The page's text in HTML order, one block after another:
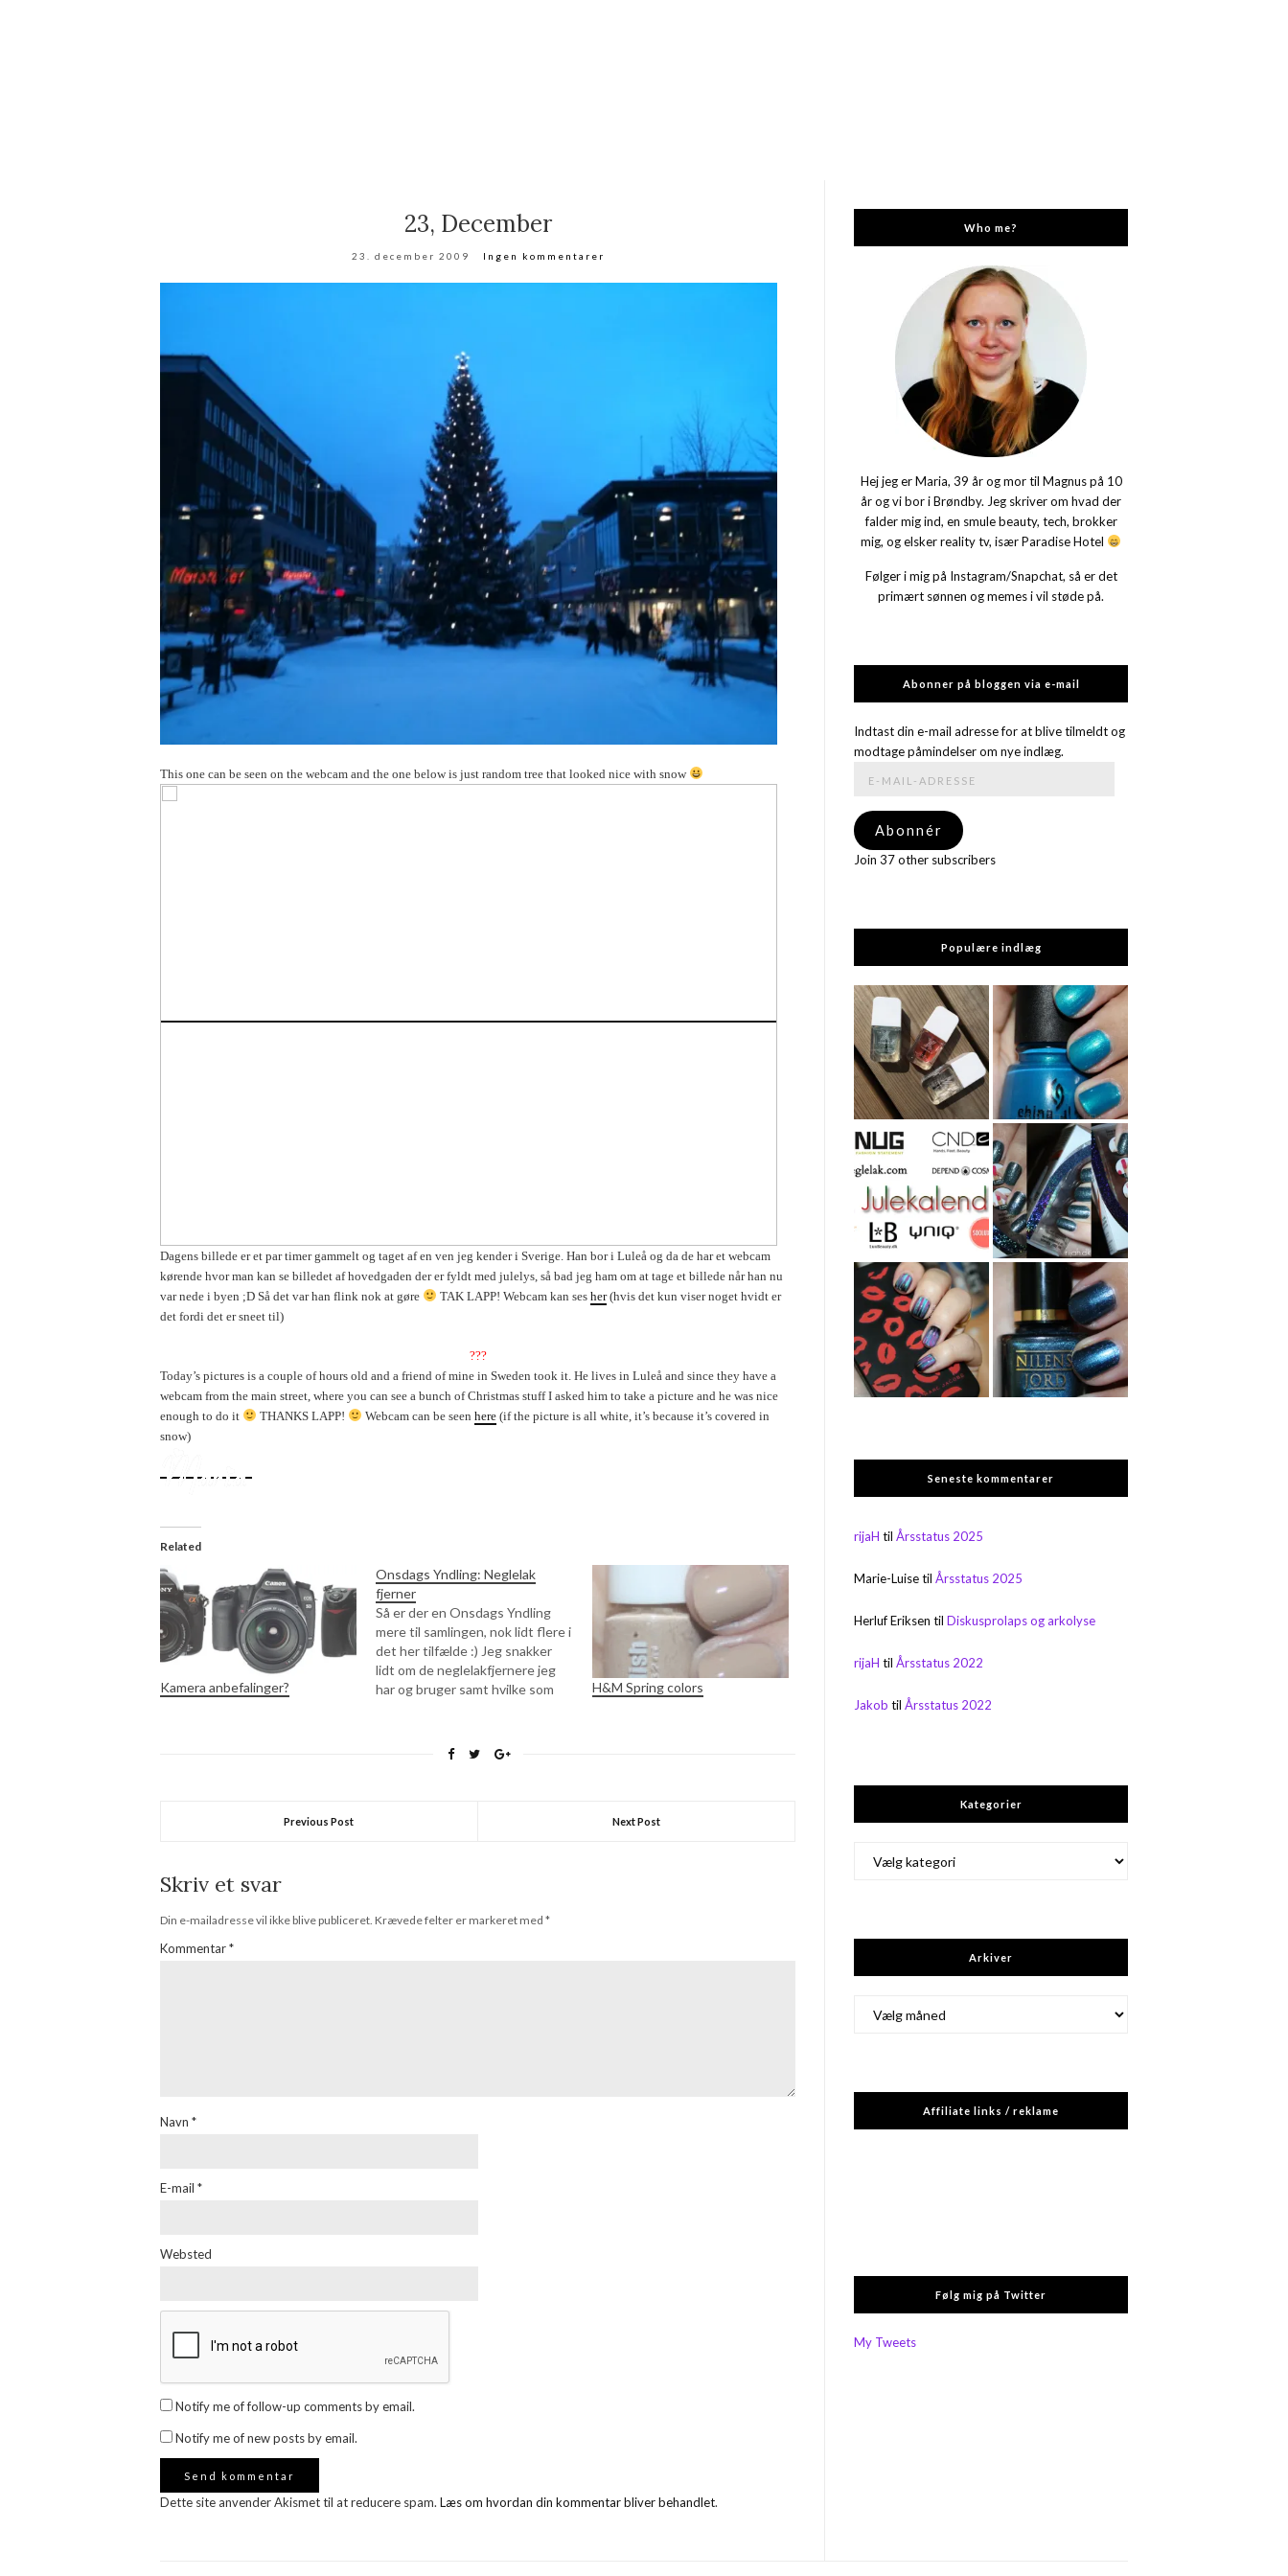
23, December
23. december 2009 Ingen kommentarer
This one can be seen on the webcam and the one below is just random tree that looked nice with snow
Dagens billede er et par timer gammelt og taget af en ven jeg kender i Sverige. Han bor i Luleå og da de har et webcam
kørende hvor man kan se billedet af hovedgaden der er fyldt med julelys, så bad jeg ham om at tage et billede når han nu
var nede i byen ;D Så det var han flink nok at gøre
TAK LAPP! Webcam kan ses her(hvis det kun viser noget hvidt er
det fordi det er sneet til)
???
Today’s pictures is a couple of hours old and a friend of mine in Sweden took it. He lives in Luleå and since they have a
webcam from the main street, where you can see a bunch of Christmas stuff I asked him to take a picture and he was nice
enough to do it
THANKS LAPP! Webcam can be seen here(if the picture is all white, it’s because it’s covered in
snow)
Related
Kamera anbefalinger?
Onsdags Yndling: Neglelak
fjerner
Så er der en Onsdags Yndling
mere til samlingen, nok lidt flere i
det her tilfælde :) Jeg snakker
lidt om de neglelakfjernere jeg
har og bruger samt hvilke som
kvaliteten, da jeg endelig var klar
H&M Spring colors
Previous Post Next Post
Skriv et svar
Din e-mailadresse vil ikke blive publiceret. Krævede felter er markeret med *
Kommentar*
Navn *
E-mail *
Websted
Notify me of follow-up comments by email.
Notify me of new posts by email.
Dette site anvender Akismet til at reducere spam. Læs om hvordan din kommentar bliver behandlet.
Who me?
Hej jeg er Maria, 39 år og mor til Magnus på 10
år og vi bor i Brøndby. Jeg skriver om hvad der
falder mig ind, en smule beauty, tech, brokker
mig, og elsker reality tv, især Paradise Hotel
Følger i mig på Instagram/Snapchat, så er det
primært sønnen og memes i vil støde på.
Abonner på bloggen via e-mail
Indtast din e-mail adresse for at blive tilmeldt og
modtage påmindelser om nye indlæg.
adresse
Abonnér
Join 37 other subscribers
Populære indlæg
Seneste kommentarer
rijaH tilÅrsstatus 2025
Marie-LuisetilÅrsstatus 2025
Herluf Eriksen tilDiskusprolaps og arkolyse
rijaH tilÅrsstatus 2022
Jakob tilÅrsstatus 2022
Kategorier
Arkiver
Affiliate links / reklame
Følg mig på Twitter
My Tweets